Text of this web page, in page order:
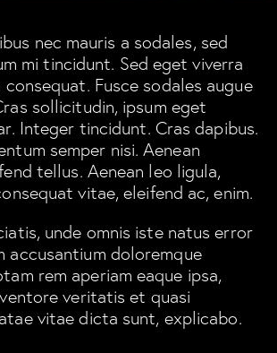
nec mauris a sodales, sed
mi tincidunt. Sed eget viverra
Fusce sodales augue
sollicitudin, ipsum eget
Integer tincidunt. Cras dapibus.
semper nisi. Aenean
tellus. Aenean leo ligula,
vitae, eleifend ac, enim.
unde omnis iste natus error
accusantium doloremque
rem aperiam eaque ipsa,
veritatis et quasi
vitae dicta sunt, explicabo.